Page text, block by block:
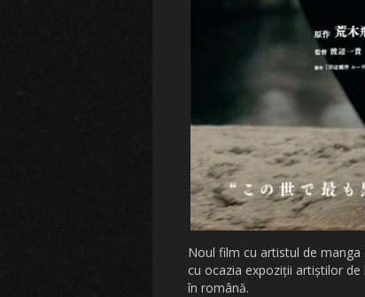
Noul film cu artistul de
cu ocazia expoziții artiștilor
în română.